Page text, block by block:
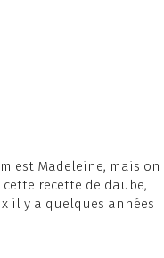
est Madeleine, mais on
recette de daube,
il y a quelques années